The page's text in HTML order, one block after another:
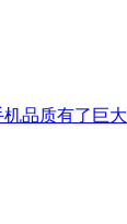
品质有了巨